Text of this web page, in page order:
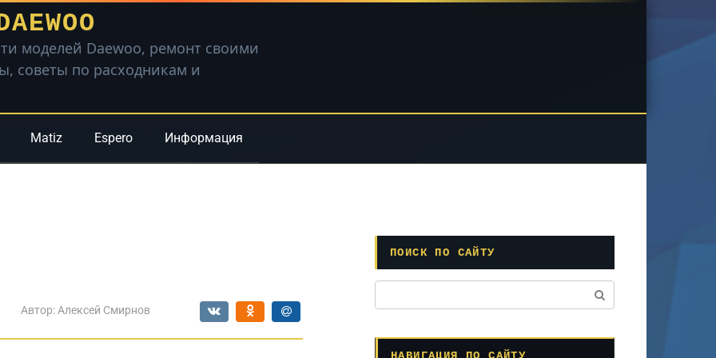
моделей Daewoo, ремонт своими
советы по расходникам и
Matiz Espero Информация
Автор: Алексей Смирнов
ПОИСК ПО САЙТУ